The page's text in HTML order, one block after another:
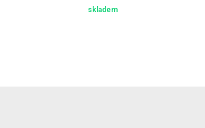
skladem